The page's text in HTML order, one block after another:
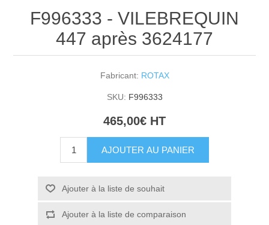
F996333 - VILEBREQUIN
447 après 3624177
Fabricant: ROTAX
SKU: F996333
465,00€ HT
AJOUTER AU PANIER
Ajouter à la liste de souhait
Ajouter à la liste de comparaison